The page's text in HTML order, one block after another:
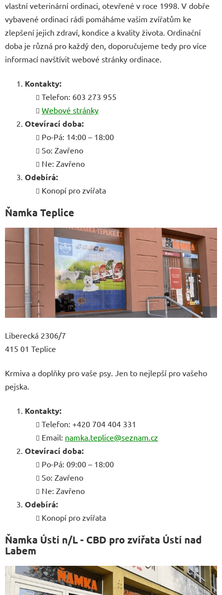
vlastní veterinární ordinaci, otevřené v roce 1998. V dobře
vybavené ordinaci rádi pomáháme vašim zvířatům ke
zlepšení jejich zdraví, kondice a kvality života. Ordinační
doba je různá pro každý den, doporučujeme tedy pro více
informací navštívit webové stránky ordinace.
Kontakty:
Telefon: 603 273 955
Webové stránky
Otevírací doba:
Po-Pá: 14:00 – 18:00
So: Zavřeno
Ne: Zavřeno
Odebírá:
Konopí pro zvířata
Ňamka Teplice
Liberecká 2306/7
415 01 Teplice
Krmiva a doplňky pro vaše psy. Jen to nejlepší pro vašeho
pejska.
Kontakty:
Telefon: +420 704 404 331
Email: namka.teplice@seznam.cz
Otevírací doba:
Po-Pá: 09:00 – 18:00
So: Zavřeno
Ne: Zavřeno
Odebírá:
Konopí pro zvířata
Ňamka Ústí n/L - CBD pro zvířata Ústí nad
Labem